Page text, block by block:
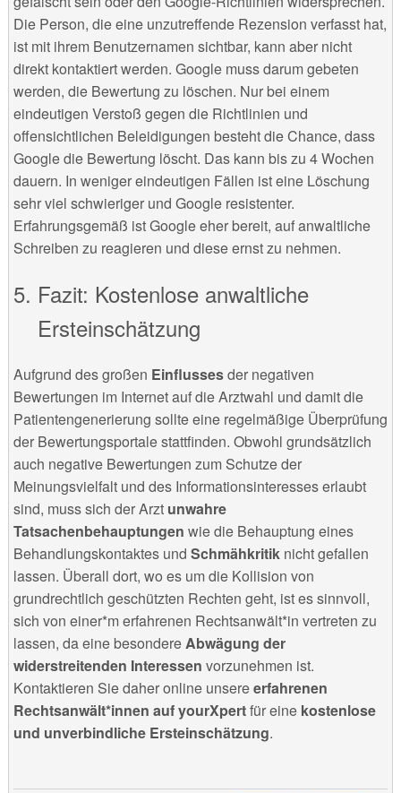
Die Person, die eine unzutreffende Rezension verfasst hat,
ist mit ihrem Benutzernamen sichtbar, kann aber nicht
direkt kontaktiert werden. Google muss darum gebeten
werden, die Bewertung zu löschen. Nur bei einem
eindeutigen Verstoß gegen die Richtlinien und
offensichtlichen Beleidigungen besteht die Chance, dass
Google die Bewertung löscht. Das kann bis zu 4 Wochen
dauern. In weniger eindeutigen Fällen ist eine Löschung
sehr viel schwieriger und Google resistenter.
Erfahrungsgemäß ist Google eher bereit, auf anwaltliche
Schreiben zu reagieren und diese ernst zu nehmen.
Fazit: Kostenlose anwaltliche
Ersteinschätzung
Aufgrund des großen Einflussesder negativen
Bewertungen im Internet auf die Arztwahl und damit die
Patientengenerierung sollte eine regelmäßige Überprüfung
der Bewertungsportale stattfinden. Obwohl grundsätzlich
auch negative Bewertungen zum Schutze der
Meinungsvielfalt und des Informationsinteresses erlaubt
sind, muss sich der Arzt unwahre
Tatsachenbehauptungen wie die Behauptung eines
Behandlungskontaktes und Schmähkritik nicht gefallen
lassen. Überall dort, wo es um die Kollision von
grundrechtlich geschützten Rechten geht, ist es sinnvoll,
sich von einer*m erfahrenen Rechtsanwält*in vertreten zu
lassen, da eine besondereAbwägung der
widerstreitenden Interessen vorzunehmen ist.
Kontaktieren Sie daher online unsereerfahrenen
Rechtsanwält*innen auf yourXpertfür eine kostenlose
und unverbindliche Ersteinschätzung.